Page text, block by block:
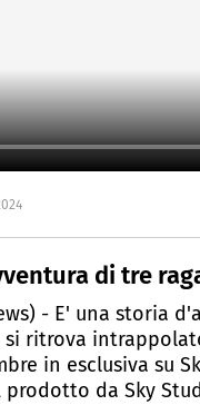
di tre
- E' una storia
ritrova
in esclusiva su
da Sky